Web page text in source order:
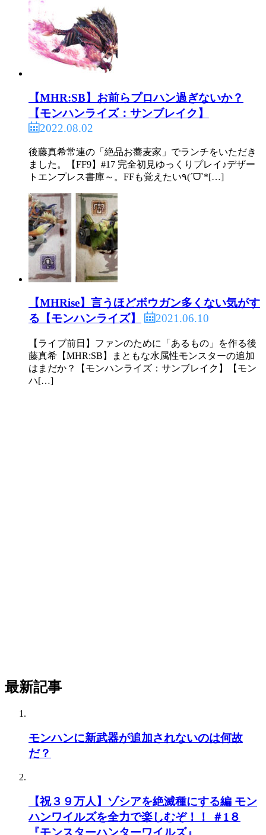
【MHR:SB】お前らプロハン過ぎないか？
【モンハンライズ：サンブレイク】
2022.08.02
後藤真希常連の「絶品お蕎麦家」でランチをいただき
ました。【FF9】#17 完全初見ゆっくりプレイ♪デザー
トエンプレス書庫～。FFも覚えたい٩(ˊᗜˋ*[…]
【MHRise】言うほどボウガン多くない気がす
る【モンハンライズ】
2021.06.10
【ライブ前日】ファンのために「あるもの」を作る後
藤真希【MHR:SB】まともな水属性モンスターの追加
はまだか？【モンハンライズ：サンブレイク】【モン
ハ[…]
最新記事
モンハンに新武器が追加されないのは何故
だ？
【祝３９万人】ゾシアを絶滅種にする編 モン
ハンワイルズを全力で楽しむぞ！！ ＃1８
『モンスターハンターワイルズ』